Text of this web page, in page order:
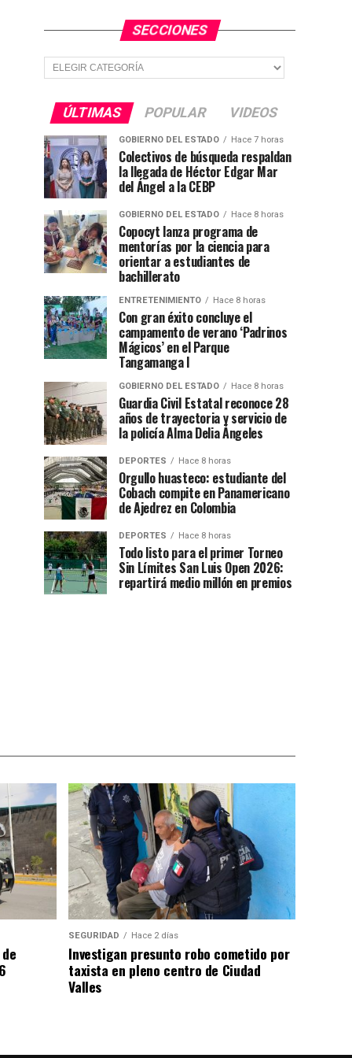
SECCIONES
Secciones
ÚLTIMAS POPULAR VIDEOS
GOBIERNO DEL ESTADO Hace 7 horas
Colectivos de búsqueda respaldan
la llegada de Héctor Edgar Mar
del Ángel a la CEBP
GOBIERNO DEL ESTADO Hace 8 horas
Copocyt lanza programa de
mentorías por la ciencia para
orientar a estudiantes de
bachillerato
ENTRETENIMIENTO Hace 8 horas
Con gran éxito concluye el
campamento de verano ‘Padrinos
Mágicos’ en el Parque
Tangamanga I
GOBIERNO DEL ESTADO Hace 8 horas
Guardia Civil Estatal reconoce 28
años de trayectoria y servicio de
la policía Alma Delia Ángeles
DEPORTES Hace 8 horas
Orgullo huasteco: estudiante del
Cobach compite en Panamericano
de Ajedrez en Colombia
DEPORTES Hace 8 horas
Todo listo para el primer Torneo
Sin Límites San Luis Open 2026:
repartirá medio millón en premios
SEGURIDAD Hace 2 días
Investigan presunto robo cometido por
taxista en pleno centro de Ciudad
Valles